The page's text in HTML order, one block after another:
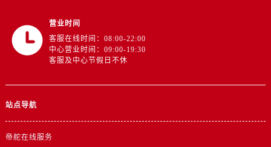
湖南省永州市冷水滩区永州大道与中兴路交叉口帝舵售后服务中心（需提前预约）
湖南省张家界市永定区解放路帝舵售后服务中心（需提前预约）
营业时间
客服在线时间：08:00-22:00
中心营业时间：09:00-19:30
客服及中心节假日不休
站点导航
帝舵在线服务